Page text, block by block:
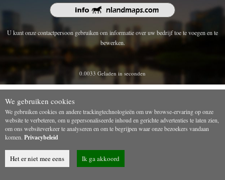
U kunt onze contactpersoon gebruiken om informatie over uw bedrijf toe te voegen en te
bewerken.
0.0033 Geladen in seconden
We gebruiken cookies
We gebruiken cookies en andere trackingtechnologieën om uw browse-ervaring op onze
website te verbeteren, om u gepersonaliseerde inhoud en gerichte advertenties te laten zien,
om ons websiteverkeer te analyseren en om te begrijpen waar onze bezoekers vandaan
komen. Privacybeleid
Het er niet mee eens Ik ga akkoord